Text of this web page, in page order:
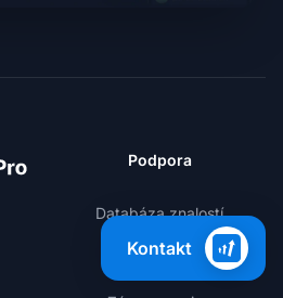
Podpora
Databáza znalostí
Členská oblasť
Kontakt